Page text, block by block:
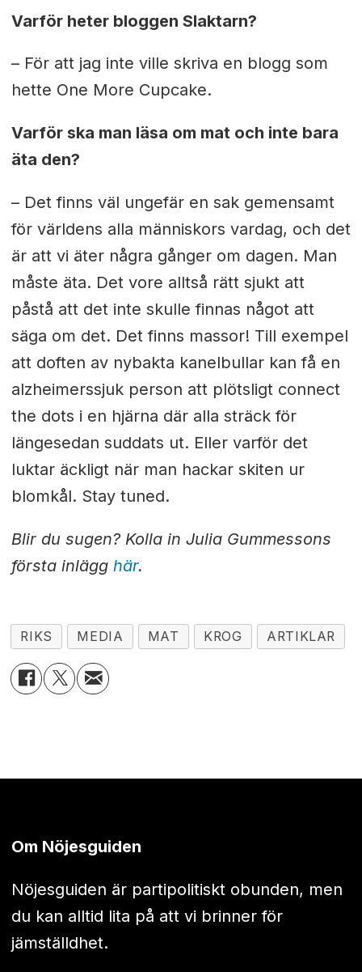
Varför heter bloggen Slaktarn?
– För att jag inte ville skriva en blogg som
hette One More Cupcake.
Varför ska man läsa om mat och inte bara
äta den?
– Det finns väl ungefär en sak gemensamt
för världens alla människors vardag, och det
är att vi äter några gånger om dagen. Man
måste äta. Det vore alltså rätt sjukt att
påstå att det inte skulle finnas något att
säga om det. Det finns massor! Till exempel
att doften av nybakta kanelbullar kan få en
alzheimerssjuk person att plötsligt connect
the dots i en hjärna där alla sträck för
längesedan suddats ut. Eller varför det
luktar äckligt när man hackar skiten ur
blomkål. Stay tuned.
Blir du sugen? Kolla in Julia Gummessons
första inlägg här.
RIKS MEDIA MAT KROG ARTIKLAR
Om Nöjesguiden
Nöjesguiden är partipolitiskt obunden, men
du kan alltid lita på att vi brinner för
jämställdhet.